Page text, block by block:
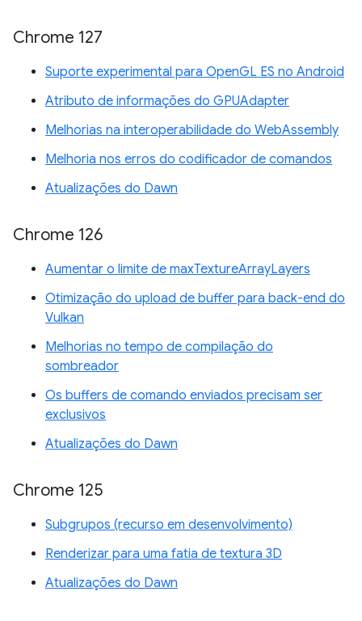
Chrome 127
Suporte experimental para OpenGL ES no Android
Atributo de informações do GPUAdapter
Melhorias na interoperabilidade do WebAssembly
Melhoria nos erros do codificador de comandos
Atualizações do Dawn
Chrome 126
Aumentar o limite de maxTextureArrayLayers
Otimização do upload de buffer para back-end do
Vulkan
Melhorias no tempo de compilação do
sombreador
Os buffers de comando enviados precisam ser
exclusivos
Atualizações do Dawn
Chrome 125
Subgrupos (recurso em desenvolvimento)
Renderizar para uma fatia de textura 3D
Atualizações do Dawn